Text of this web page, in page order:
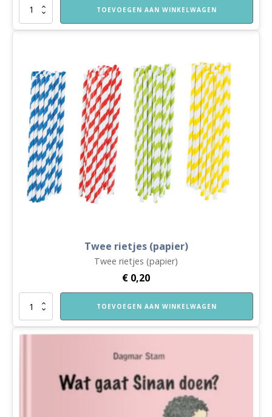
Speelbal
TOEVOEGEN AAN WINKELWAGEN
Twee rietjes (papier)
Twee rietjes (papier)
€ 0,20
Twee
(papier)
aantal
TOEVOEGEN AAN WINKELWAGEN